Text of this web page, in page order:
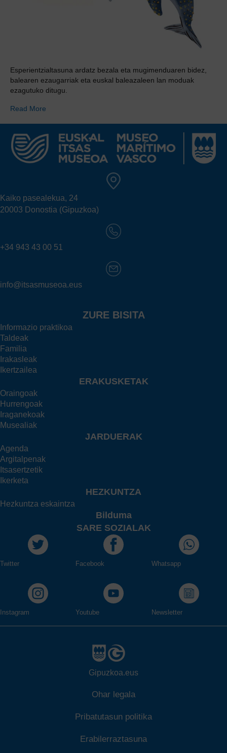
Esperientzialtasuna ardatz bezala eta mugimenduaren bidez,
balearen ezaugarriak eta euskal baleazaleen lan moduak
ezagutuko ditugu.
Read More
Kaiko pasealekua, 24
20003 Donostia (Gipuzkoa)
+34 943 43 00 51
info@itsasmuseoa.eus
ZURE BISITA
Informazio praktikoa
Taldeak
Familia
Irakasleak
Ikertzailea
ERAKUSKETAK
Oraingoak
Hurrengoak
Iraganekoak
Musealiak
JARDUERAK
Agenda
Argitalpenak
Itsasertzetik
Ikerketa
HEZKUNTZA
Hezkuntza eskaintza
Bilduma
SARE SOZIALAK
Twitter Facebook Whatsapp
Instagram Youtube Newsletter
Gipuzkoa.eus
Ohar legala
Pribatutasun politika
Erabilerraztasuna